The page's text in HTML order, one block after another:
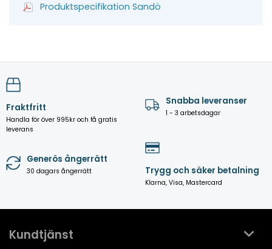
Produktspecifikation Sandö
Fraktfritt
Handla för över 995kr och få gratis
leverans
Snabba leveranser
1 - 3 arbetsdagar
Generös ångerrätt
30 dagars ångerrätt Trygg och säker betalning
Klarna, Visa, Mastercard
Kundtjänst